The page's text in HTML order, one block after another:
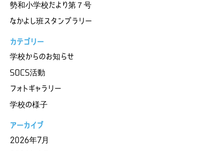
勢和小学校だより第７号
なかよし班スタンプラリー
カテゴリー
学校からのお知らせ
SOCS活動
フォトギャラリー
学校の様子
アーカイブ
2026年7月